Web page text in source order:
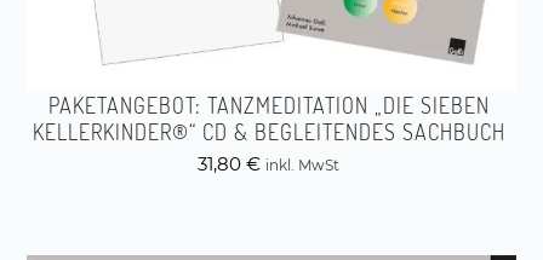
PAKETANGEBOT: TANZMEDITATION „DIE SIEBEN
KELLERKINDER®“ CD & BEGLEITENDES SACHBUCH
31,80 € inkl. MwSt